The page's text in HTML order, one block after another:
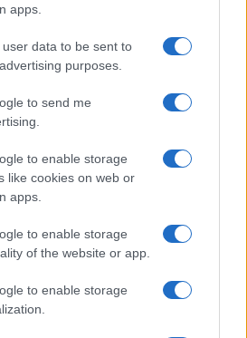
apps.
data to be sent to
purposes.
to send me
to enable storage
like cookies on web or
apps.
to enable storage
of the website or app.
to enable storage
akit szökése után újra
összesen 19 évnyi fogva
engedtek.
rabnak
aki hozzátette az, hogy
tették meg, olyasvalami,
a történelembe”.